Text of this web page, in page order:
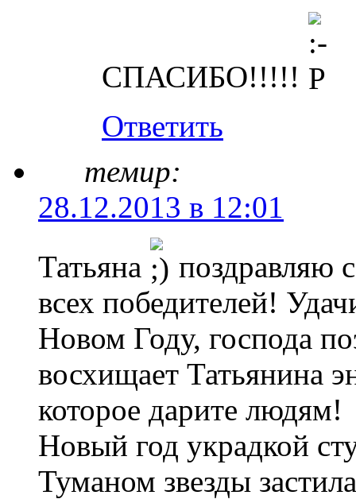
СПАСИБО!!!!!
Ответить
темир:
28.12.2013 в 12:01
Татьяна
поздравляю
всех победителей!
Новом Году, господа
восхищает Татьянина
которое дарите людям!
Новый год украдкой
Туманом звезды